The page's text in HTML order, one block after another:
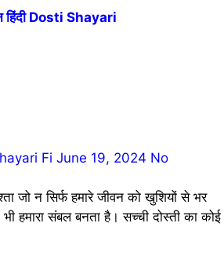
हिंदी Dosti Shayari
Fi June 19, 2024 No
हमारा संबल बनता है। सच्ची दोस्ती का कोई